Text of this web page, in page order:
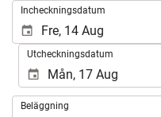
Incheckningsdatum
Utcheckningsdatum
Beläggning
Beläggning